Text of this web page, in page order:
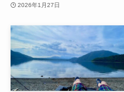
2026年1月27日